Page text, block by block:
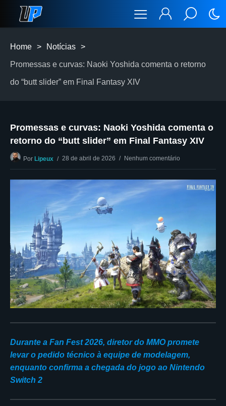
Home > Notícias >
Promessas e curvas: Naoki Yoshida comenta o retorno
do “butt slider” em Final Fantasy XIV
Promessas e curvas: Naoki Yoshida comenta o
retorno do “butt slider” em Final Fantasy XIV
Por Lipeux 28 de abril de 2026 Nenhum comentário
Durante a Fan Fest 2026, diretor do MMO promete
levar o pedido técnico à equipe de modelagem,
enquanto confirma a chegada do jogo ao Nintendo
Switch 2